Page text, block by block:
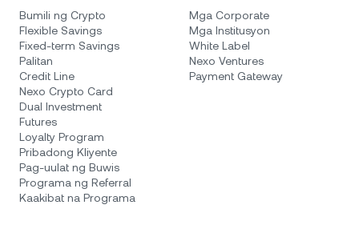
Bumili ng Crypto
Flexible Savings
Fixed-term Savings
Palitan
Credit Line
Nexo Crypto Card
Dual Investment
Futures
Loyalty Program
Pribadong Kliyente
Pag-uulat ng Buwis
Programa ng Referral
Kaakibat na Programa
Mga Corporate
Mga Institusyon
White Label
Nexo Ventures
Payment Gateway